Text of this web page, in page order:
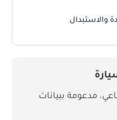
والاستبدال
مدعومة ببيانات